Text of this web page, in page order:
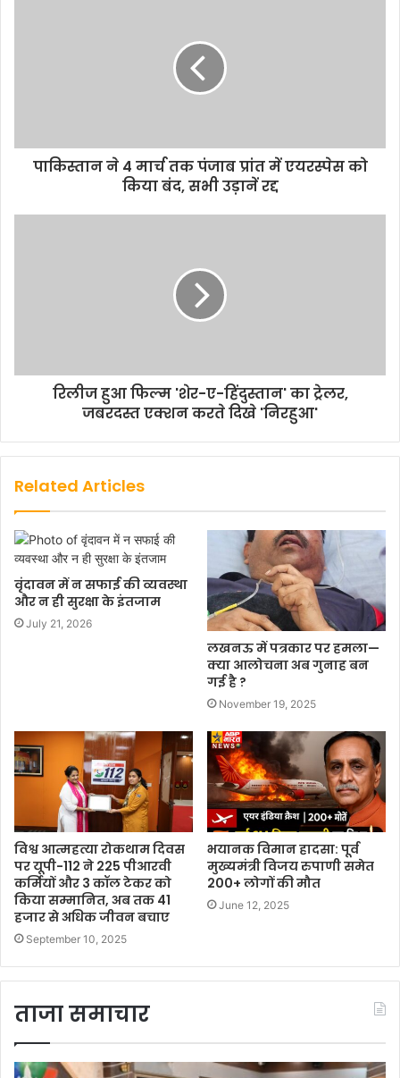
पाकिस्तान ने 4 मार्च तक पंजाब प्रांत में एयरस्पेस को
किया बंद, सभी उड़ानें रद्द
रिलीज हुआ फिल्म 'शेर-ए-हिंदुस्तान' का ट्रेलर,
जबरदस्त एक्शन करते दिखे 'निरहुआ'
Related Articles
वृंदावन में न सफाई की व्यवस्था
और न ही सुरक्षा के इंतजाम
July 21, 2026
लखनऊ में पत्रकार पर हमला—
क्या आलोचना अब गुनाह बन
गई है ?
November 19, 2025
विश्व आत्महत्या रोकथाम दिवस
पर यूपी-112 ने 225 पीआरवी
कर्मियों और 3 कॉल टेकर को
किया सम्मानित, अब तक 41
हजार से अधिक जीवन बचाए
September 10, 2025
भयानक विमान हादसा: पूर्व
मुख्यमंत्री विजय रुपाणी समेत
200+ लोगों की मौत
June 12, 2025
ताजा समाचार